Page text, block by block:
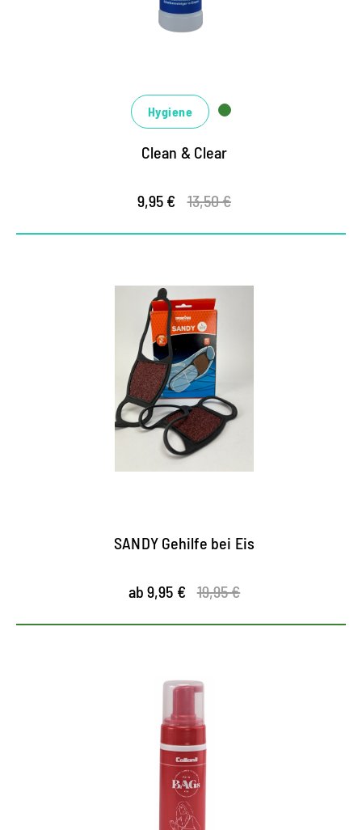
Sehr gut materialverträglich für Lacke, Gummi
Hygiene
Clean & Clear
9,95 € 13,50 €
SANDY Gehilfe bei Eis
ab 9,95 € 19,95 €